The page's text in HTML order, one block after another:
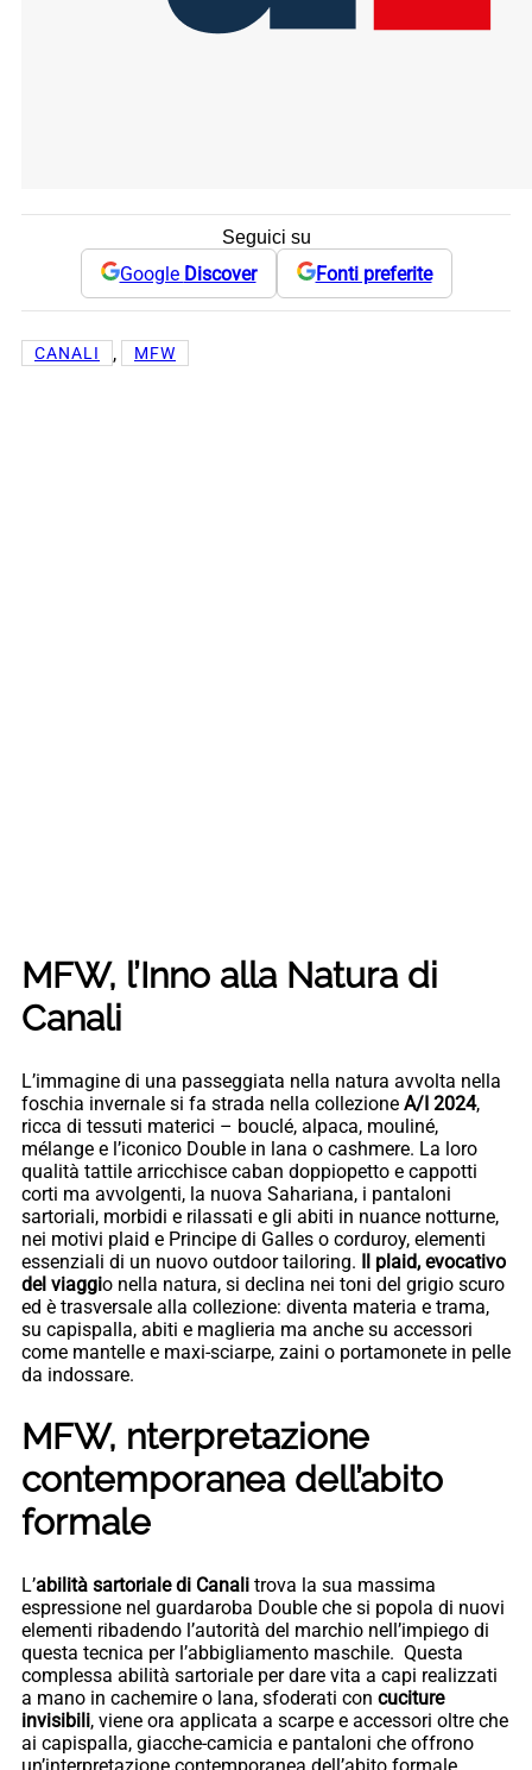
Seguici su
Google Discover Fonti preferite
CANALI , MFW
MFW, l’Inno alla Natura di
Canali
L’immagine di una passeggiata nella natura avvolta nella
foschia invernale si fa strada nella collezione A/I 2024,
ricca di tessuti materici – bouclé, alpaca, mouliné,
mélange e l’iconico Double in lana o cashmere. La loro
qualità tattile arricchisce caban doppiopetto e cappotti
corti ma avvolgenti, la nuova Sahariana, i pantaloni
sartoriali, morbidi e rilassati e gli abiti in nuance notturne,
nei motivi plaid e Principe di Galles o corduroy, elementi
essenziali di un nuovo outdoor tailoring. Il plaid, evocativo
del viaggio nella natura, si declina nei toni del grigio scuro
ed è trasversale alla collezione: diventa materia e trama,
su capispalla, abiti e maglieria ma anche su accessori
come mantelle e maxi-sciarpe, zaini o portamonete in pelle
da indossare.
MFW, nterpretazione
contemporanea dell’abito
formale
L’abilità sartoriale di Canali trova la sua massima
espressione nel guardaroba Double che si popola di nuovi
elementi ribadendo l’autorità del marchio nell’impiego di
questa tecnica per l’abbigliamento maschile. Questa
complessa abilità sartoriale per dare vita a capi realizzati
a mano in cachemire o lana, sfoderati con cuciture
invisibili, viene ora applicata a scarpe e accessori oltre che
ai capispalla, giacche-camicia e pantaloni che offrono
un’interpretazione contemporanea dell’abito formale.